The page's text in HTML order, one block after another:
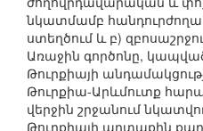
նկատմամբ
ստեղծում և բ)
Առաջին գործոնը,
Թուրքիայի
Թուրքիա-Արևմուտք
վերջին շրջանում
Թուրքիայի արտաքին